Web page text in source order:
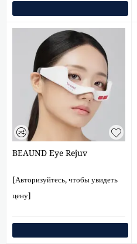
BEAUND Eye Rejuv
[Авторизуйтесь, чтобы увидеть
цену]